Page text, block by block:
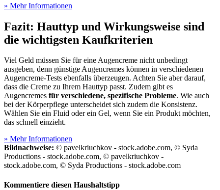
» Mehr Informationen
Fazit: Hauttyp und Wirkungsweise sind
die wichtigsten Kaufkriterien
Viel Geld müssen Sie für eine Augencreme nicht unbedingt
ausgeben, denn günstige Augencremes können in verschiedenen
Augencreme-Tests ebenfalls überzeugen. Achten Sie aber darauf,
dass die Creme zu Ihrem Hauttyp passt. Zudem gibt es
Augencremes für verschiedene, spezifische Probleme. Wie auch
bei der Körperpflege unterscheidet sich zudem die Konsistenz.
Wählen Sie ein Fluid oder ein Gel, wenn Sie ein Produkt möchten,
das schnell einzieht.
» Mehr Informationen
Bildnachweise: © pavelkriuchkov - stock.adobe.com, © Syda
Productions - stock.adobe.com, © pavelkriuchkov -
stock.adobe.com, © Syda Productions - stock.adobe.com
Kommentiere diesen Haushaltstipp